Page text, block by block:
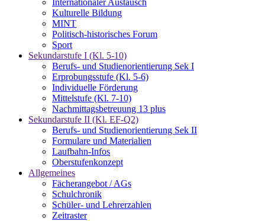
Internationaler Austausch
Kulturelle Bildung
MINT
Politisch-historisches Forum
Sport
Sekundarstufe I (Kl. 5-10)
Berufs- und Studienorientierung Sek I
Erprobungsstufe (Kl. 5-6)
Individuelle Förderung
Mittelstufe (Kl. 7-10)
Nachmittagsbetreuung 13 plus
Sekundarstufe II (Kl. EF-Q2)
Berufs- und Studienorientierung Sek II
Formulare und Materialien
Laufbahn-Infos
Oberstufenkonzept
Allgemeines
Fächerangebot / AGs
Schulchronik
Schüler- und Lehrerzahlen
Zeitraster